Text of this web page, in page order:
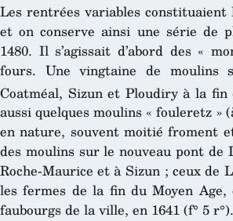
Les rentrées variables
et on conserve ainsi une série de
1480. Il s’agissait d’abord des «
fours. Une vingtaine de moulins
Coatméal, Sizun et Ploudiry à la fin
aussi quelques moulins « fouleretz
en nature, souvent moitié froment
des moulins sur le nouveau pont de
Roche-Maurice et à Sizun ; ceux de
les fermes de la fin du Moyen
faubourgs de la ville, en 1641 (f° 5 r°).